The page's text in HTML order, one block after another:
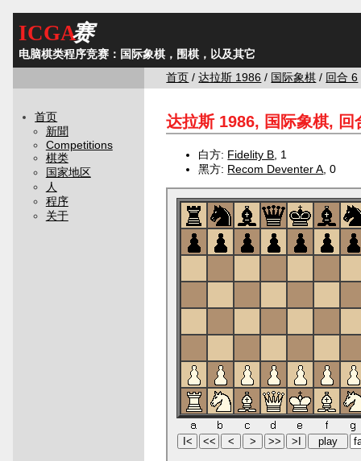
ICGA赛
电脑棋类程序竞赛：国际象棋，围棋，以及其它
首页 /达拉斯 1986 / 国际象棋 / 回合 6
首页
新聞
Competitions
棋类
国家地区
人
程序
关于
达拉斯 1986, 国际象棋, 回
白方: Fidelity B , 1
黑方: Recom Deventer A , 0